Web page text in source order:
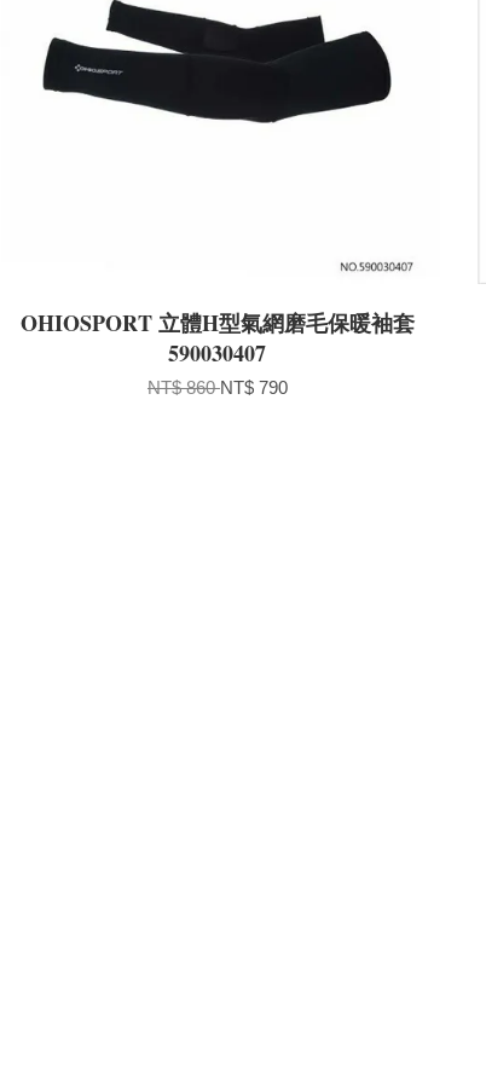
OHIOSPORT 立體H型氣網磨毛保暖袖套
590030407
NT$ 860NT$ 790